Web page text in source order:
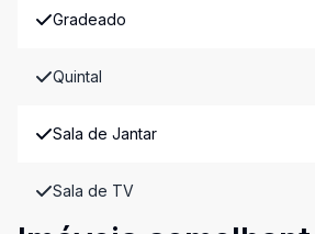
Gradeado
Quintal
Sala de Jantar
Sala de TV